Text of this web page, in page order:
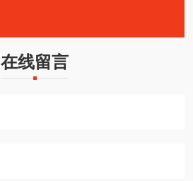
在线留言